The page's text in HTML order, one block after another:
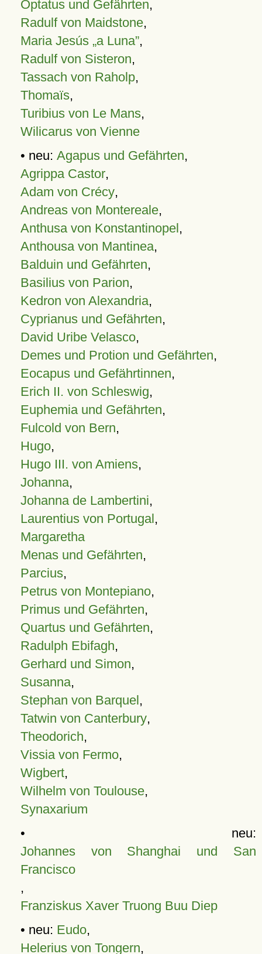
Optatus und Gefährten,
Radulf von Maidstone,
Maria Jesús „a Luna”,
Radulf von Sisteron,
Tassach von Raholp,
Thomaïs,
Turibius von Le Mans,
Wilicarus von Vienne
• neu: Agapus und Gefährten,
Agrippa Castor,
Adam von Crécy,
Andreas von Montereale,
Anthusa von Konstantinopel,
Anthousa von Mantinea,
Balduin und Gefährten,
Basilius von Parion,
Kedron von Alexandria,
Cyprianus und Gefährten,
David Uribe Velasco,
Demes und Protion und Gefährten,
Eocapus und Gefährtinnen,
Erich II. von Schleswig,
Euphemia und Gefährten,
Fulcold von Bern,
Hugo,
Hugo III. von Amiens,
Johanna,
Johanna de Lambertini,
Laurentius von Portugal,
Margaretha
Menas und Gefährten,
Parcius,
Petrus von Montepiano,
Primus und Gefährten,
Quartus und Gefährten,
Radulph Ebifagh,
Gerhard und Simon,
Susanna,
Stephan von Barquel,
Tatwin von Canterbury,
Theodorich,
Vissia von Fermo,
Wigbert,
Wilhelm von Toulouse,
Synaxarium
• neu:
Johannes von Shanghai und San
Francisco
,
Franziskus Xaver Truong Buu Diep
• neu: Eudo,
Helerius von Tongern,